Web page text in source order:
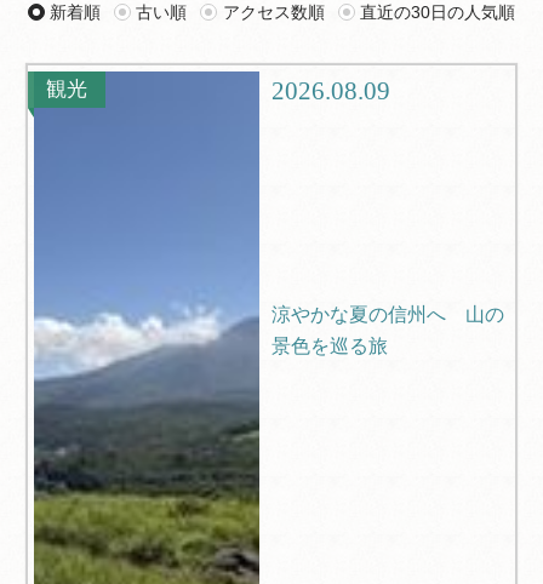
ツアー グルメ
観光
新着順 古い順 アクセス数順 直近の30日の人気順
観光 2026.08.09
涼やかな夏の信州へ 山の
景色を巡る旅